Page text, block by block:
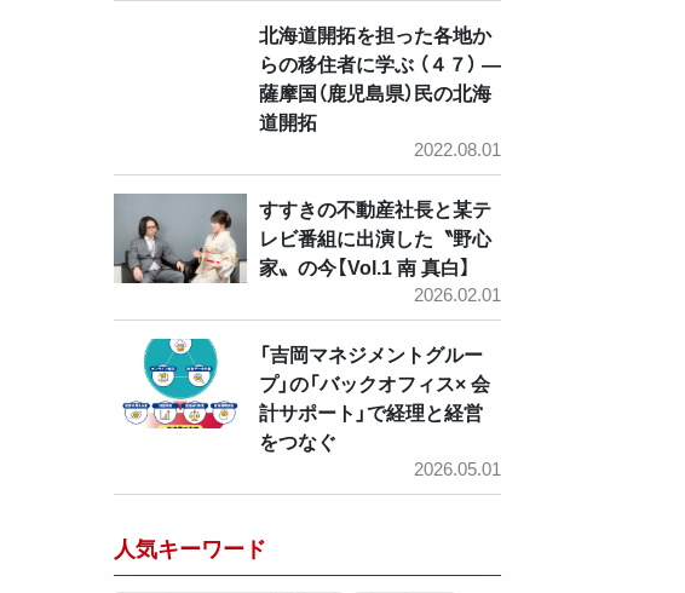
北海道開拓を担った各地か
らの移住者に学ぶ （４７） ―
薩摩国（鹿児島県）民の北海
道開拓
2022.08.01
すすきの不動産社長と某テ
レビ番組に出演した〝野心
家〟の今【Vol.1 南 真白】
2026.02.01
「吉岡マネジメントグルー
プ」の「バックオフィス× 会
計サポート」で経理と経営
をつなぐ
2026.05.01
人気キーワード